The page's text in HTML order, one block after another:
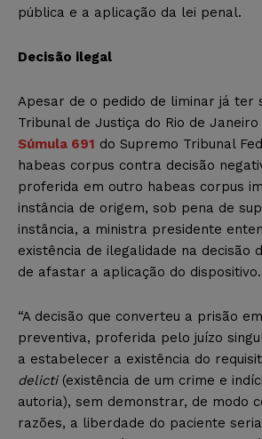
pública e a aplicação da lei penal.
Decisão ilegal
Apesar de o pedido de liminar já ter
Tribunal de Justiça do Rio de Janeiro
Súmula 691 do Supremo Tribunal
habeas corpus contra decisão
proferida em outro habeas corpus
instância de origem, sob pena de
instância, a ministra presidente
existência de ilegalidade na decisão
de afastar a aplicação do dispositivo.
“A decisão que converteu a prisão
preventiva, proferida pelo juízo
a estabelecer a existência do
delicti(existência de um crime e
autoria), sem demonstrar, de modo
razões, a liberdade do paciente